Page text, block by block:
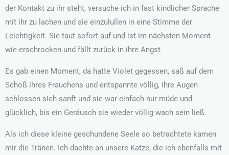
der Kontakt zu ihr steht, versuche ich in fast kindlicher Sprache
mit ihr zu lachen und sie einzulullen in eine Stimme der
Leichtigkeit. Sie taut sofort auf und ist im nächsten Moment
wie erschrocken und fällt zurück in ihre Angst.
Es gab einen Moment, da hatte Violet gegessen, saß auf dem
Schoß ihres Frauchens und entspannte völlig, ihre Augen
schlossen sich sanft und sie war einfach nur müde und
glücklich, bis ein Geräusch sie wieder völlig wach sein ließ.
Als ich diese kleine geschundene Seele so betrachtete kamen
mir die Tränen. Ich dachte an unsere Katze, die ich ebenfalls mit